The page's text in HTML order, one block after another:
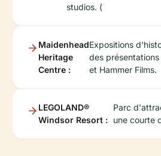
studios. (
Maidenhead
Heritage
Centre :
Expositions
des
et Hammer Films.
LEGOLAND®
Windsor Resort :
Parc
une courte